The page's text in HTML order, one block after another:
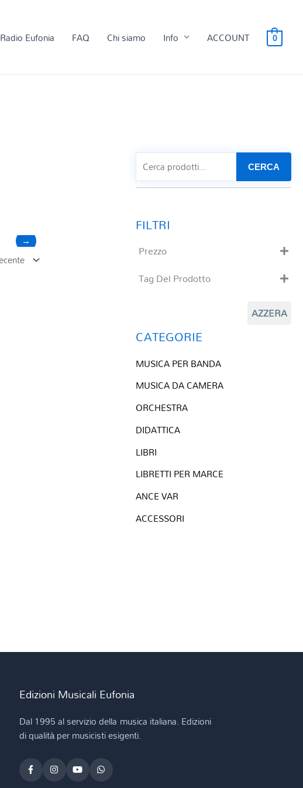
Radio Eufonia FAQ Chi siamo Info ACCOUNT 0
→
CERCA
Prezzo
Tag Del Prodotto
Composizioni originali
QR base
QR esecuzione
AZZERA
CATEGORIE
MUSICA PER BANDA
MUSICA DA CAMERA
ORCHESTRA
DIDATTICA
LIBRI
LIBRETTI PER MARCE
ANCE VAR
ACCESSORI
Edizioni Musicali Eufonia
Dal 1995 al servizio della musica italiana. Edizioni
di qualità per musicisti esigenti.